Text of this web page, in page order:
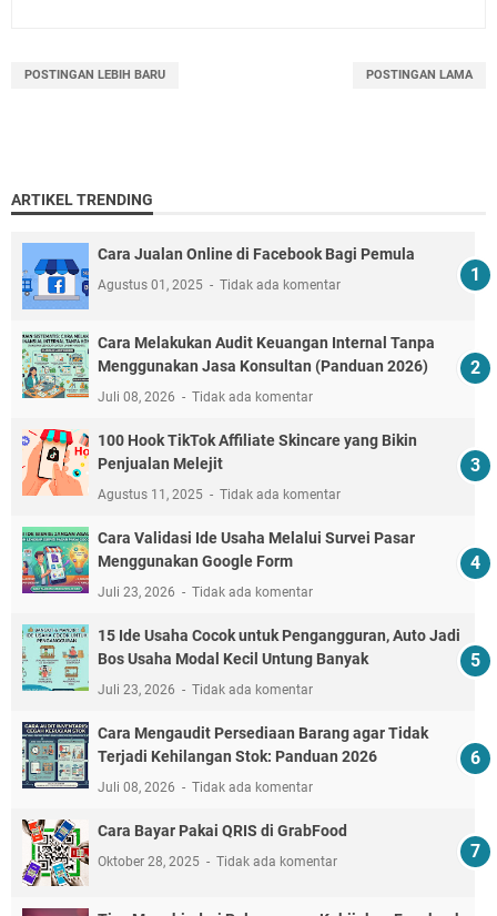
POSTINGAN LEBIH BARU POSTINGAN LAMA
ARTIKEL TRENDING
Cara Jualan Online di Facebook Bagi Pemula
Agustus 01, 2025 Tidak ada komentar
Cara Melakukan Audit Keuangan Internal Tanpa
Menggunakan Jasa Konsultan (Panduan 2026)
Juli 08, 2026 Tidak ada komentar
100 Hook TikTok Affiliate Skincare yang Bikin
Penjualan Melejit
Agustus 11, 2025 Tidak ada komentar
Cara Validasi Ide Usaha Melalui Survei Pasar
Menggunakan Google Form
Juli 23, 2026 Tidak ada komentar
15 Ide Usaha Cocok untuk Pengangguran, Auto Jadi
Bos Usaha Modal Kecil Untung Banyak
Juli 23, 2026 Tidak ada komentar
Cara Mengaudit Persediaan Barang agar Tidak
Terjadi Kehilangan Stok: Panduan 2026
Juli 08, 2026 Tidak ada komentar
Cara Bayar Pakai QRIS di GrabFood
Oktober 28, 2025 Tidak ada komentar